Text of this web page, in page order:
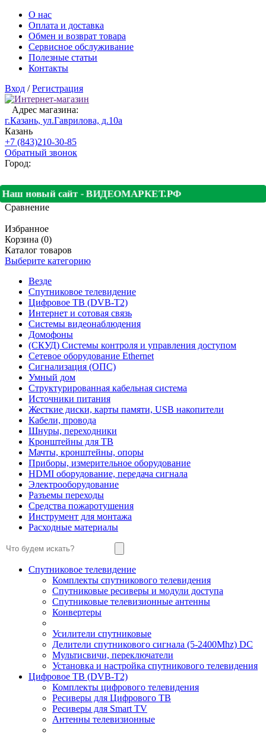
О нас
Оплата и доставка
Обмен и возврат товара
Сервисное обслуживание
Полезные статьи
Контакты
Вход /Регистрация
Адрес магазина:
г.Казань, ул.Гаврилова, д.10а
Казань
+7 (843)210-30-85
Обратный звонок
Город:
Наш новый сайт - ВИДЕОМАРКЕТ.РФ
Сравнение
Избранное
Корзина (0)
Каталог товаров
Выберите категорию
Везде
Спутниковое телевидение
Цифровое ТВ (DVB-T2)
Интернет и сотовая связь
Системы видеонаблюдения
Домофоны
(СКУД) Системы контроля и управления доступом
Сетевое оборудование Ethernet
Сигнализация (ОПС)
Умный дом
Структурированная кабельная система
Источники питания
Жесткие диски, карты памяти, USB накопители
Кабели, провода
Шнуры, переходники
Кронштейны для ТВ
Мачты, кронштейны, опоры
Приборы, измерительное оборудование
HDMI оборудование, передача сигнала
Электрооборудование
Разъемы переходы
Средства пожаротушения
Инструмент для монтажа
Расходные материалы
Спутниковое телевидение
Комплекты спутникового телевидения
Спутниковые ресиверы и модули доступа
Спутниковые телевизионные антенны
Конвертеры
Усилители спутниковые
Делители спутникового сигнала (5-2400Mhz) DC
Мультисвичи, переключатели
Установка и настройка спутникового телевидения
Цифровое ТВ (DVB-T2)
Комплекты цифрового телевидения
Ресиверы для Цифрового ТВ
Ресиверы для Smart TV
Антенны телевизионные